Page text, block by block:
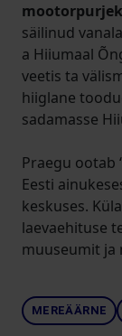
säilinud
a Hiiumaal
veetis ta
hiiglane
sadamasse
Praegu ootab
Eesti
keskuses.
laevaehituse
muuseumit ja
MEREÄÄRNE